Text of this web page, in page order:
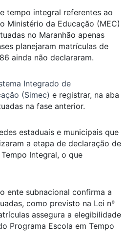
tempo integral referentes ao
Ministério da Educação (MEC)
no Maranhão apenas
planejaram matrículas de
ainda não declararam.
Integrado de
(Simec) e registrar, na aba
na fase anterior.
estaduais e municipais que
a etapa de declaração de
Integral, o que
ente subnacional confirma a
como previsto na Lei nº
assegura a elegibilidade
Programa Escola em Tempo